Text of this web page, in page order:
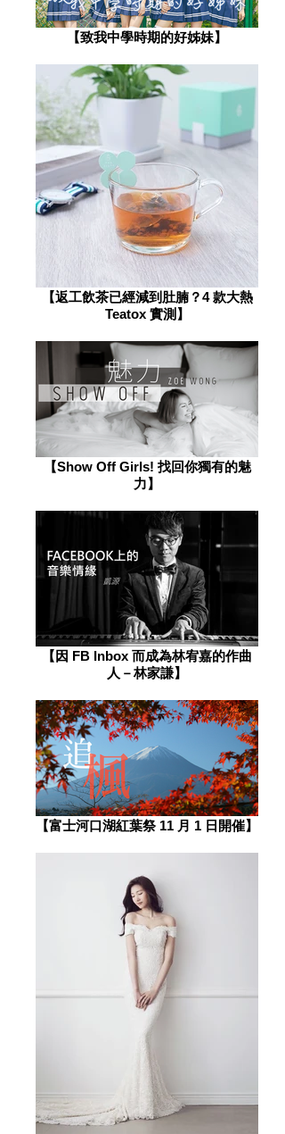
​【致我中學時期的好姊妹】
​【返工飲茶已經減到肚腩？4 款大熱
Teatox 實測】
​【Show Off Girls! 找回你獨有的魅
力】
​【因 FB Inbox 而成為林宥嘉的作曲
人－林家謙】
​【富士河口湖紅葉祭 11 月 1 日開催】